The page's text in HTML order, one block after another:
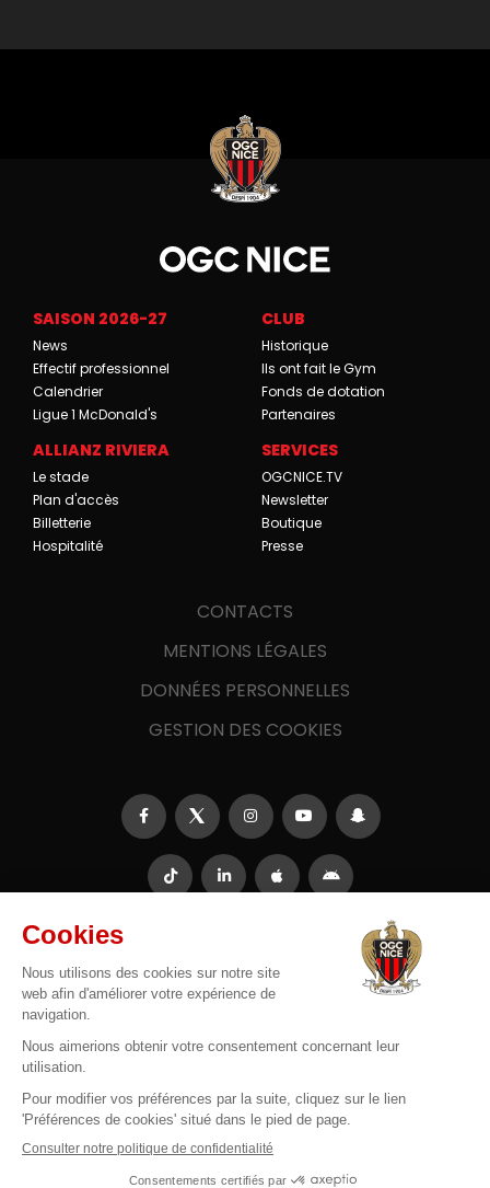
SAISON 2026-27
News
Effectif professionnel
Calendrier
Ligue 1 McDonald's
CLUB
Historique
Ils ont fait le Gym
Fonds de dotation
Partenaires
ALLIANZ RIVIERA
Le stade
Plan d'accès
Billetterie
Hospitalité
SERVICES
OGCNICE.TV
Newsletter
Boutique
Presse
CONTACTS
MENTIONS LÉGALES
DONNÉES PERSONNELLES
GESTION DES COOKIES